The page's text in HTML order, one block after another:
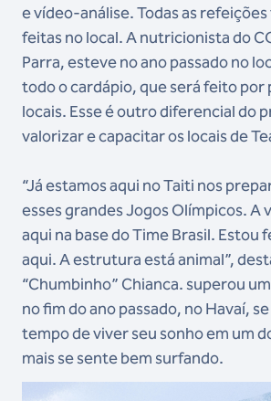
e vídeo-análise. Todas as
feitas no local. A nutricionista do
Parra, esteve no ano passado no
todo o cardápio, que será feito por
locais. Esse é outro diferencial do
valorizar e capacitar os locais de
“Já estamos aqui no Taiti nos
esses grandes Jogos Olímpicos. A
aqui na base do Time Brasil. Estou
aqui. A estrutura está animal”,
“Chumbinho” Chianca. superou
no fim do ano passado, no Havaí,
tempo de viver seu sonho em um
mais se sente bem surfando.